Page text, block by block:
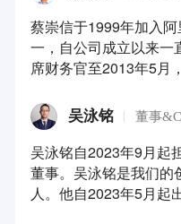
蔡崇信于1999年加入
一，自公司成立以来一
席财务官至2013年5月
吴泳铭 董事
吴泳铭自2023年9月起
董事。吴泳铭是我们的
人。他自2023年5月起